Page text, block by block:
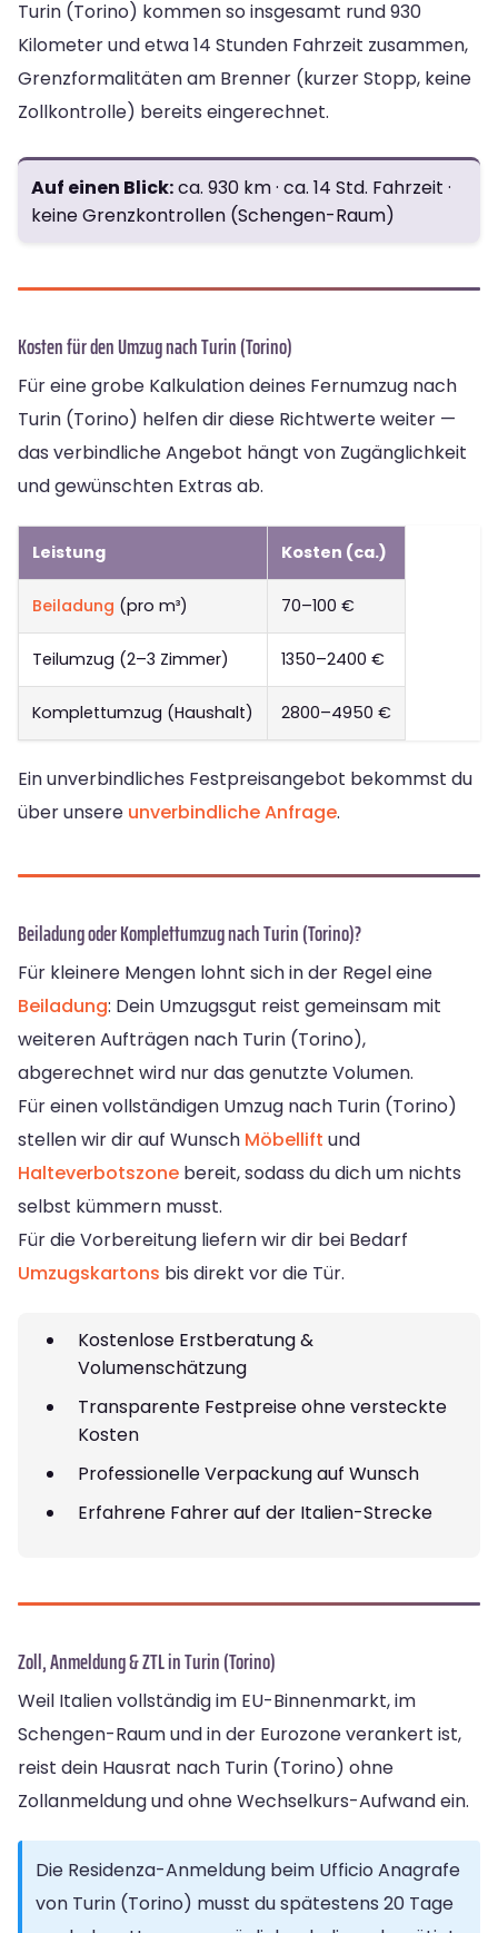
Turin (Torino) kommen so insgesamt rund 930
Kilometer und etwa 14 Stunden Fahrzeit zusammen,
Grenzformalitäten am Brenner (kurzer Stopp, keine
Zollkontrolle) bereits eingerechnet.
Auf einen Blick:ca. 930 km · ca. 14 Std. Fahrzeit ·
keine Grenzkontrollen (Schengen-Raum)
Kosten für den Umzug nach Turin (Torino)
Für eine grobe Kalkulation deines Fernumzug nach
Turin (Torino) helfen dir diese Richtwerte weiter —
das verbindliche Angebot hängt von Zugänglichkeit
und gewünschten Extras ab.
Leistung Kosten (ca.)
Beiladung (pro m³) 70–100 €
Teilumzug (2–3 Zimmer) 1350–2400 €
Komplettumzug (Haushalt) 2800–4950 €
Ein unverbindliches Festpreisangebot bekommst du
über unsere unverbindliche Anfrage.
Beiladung oder Komplettumzug nach Turin (Torino)?
Für kleinere Mengen lohnt sich in der Regel eine
Beiladung: Dein Umzugsgut reist gemeinsam mit
weiteren Aufträgen nach Turin (Torino),
abgerechnet wird nur das genutzte Volumen.
Für einen vollständigen Umzug nach Turin (Torino)
stellen wir dir auf Wunsch Möbellift und
Halteverbotszone bereit, sodass du dich um nichts
selbst kümmern musst.
Für die Vorbereitung liefern wir dir bei Bedarf
Umzugskartons bis direkt vor die Tür.
Kostenlose Erstberatung &
Volumenschätzung
Transparente Festpreise ohne versteckte
Kosten
Professionelle Verpackung auf Wunsch
Erfahrene Fahrer auf der Italien-Strecke
Zoll, Anmeldung & ZTL in Turin (Torino)
Weil Italien vollständig im EU-Binnenmarkt, im
Schengen-Raum und in der Eurozone verankert ist,
reist dein Hausrat nach Turin (Torino) ohne
Zollanmeldung und ohne Wechselkurs-Aufwand ein.
Die Residenza-Anmeldung beim Ufficio Anagrafe
von Turin (Torino) musst du spätestens 20 Tage